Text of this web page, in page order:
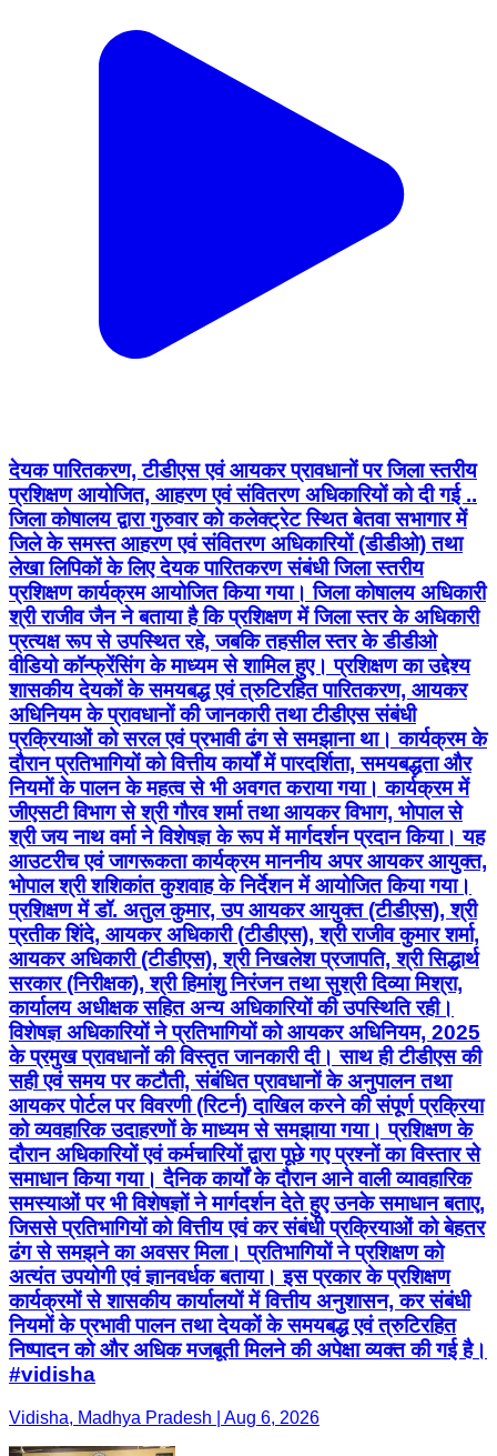
देयक पारितकरण, टीडीएस एवं आयकर प्रावधानों पर जिला स्तरीय
प्रशिक्षण आयोजित, आहरण एवं संवितरण अधिकारियों को दी गई ..
जिला कोषालय द्वारा गुरुवार को कलेक्ट्रेट स्थित बेतवा सभागार में
जिले के समस्त आहरण एवं संवितरण अधिकारियों (डीडीओ) तथा
लेखा लिपिकों के लिए देयक पारितकरण संबंधी जिला स्तरीय
प्रशिक्षण कार्यक्रम आयोजित किया गया। जिला कोषालय अधिकारी
श्री राजीव जैन ने बताया है कि प्रशिक्षण में जिला स्तर के अधिकारी
प्रत्यक्ष रूप से उपस्थित रहे, जबकि तहसील स्तर के डीडीओ
वीडियो कॉन्फ्रेंसिंग के माध्यम से शामिल हुए। प्रशिक्षण का उद्देश्य
शासकीय देयकों के समयबद्ध एवं त्रुटिरहित पारितकरण, आयकर
अधिनियम के प्रावधानों की जानकारी तथा टीडीएस संबंधी
प्रक्रियाओं को सरल एवं प्रभावी ढंग से समझाना था। कार्यक्रम के
दौरान प्रतिभागियों को वित्तीय कार्यों में पारदर्शिता, समयबद्धता और
नियमों के पालन के महत्व से भी अवगत कराया गया। कार्यक्रम में
जीएसटी विभाग से श्री गौरव शर्मा तथा आयकर विभाग, भोपाल से
श्री जय नाथ वर्मा ने विशेषज्ञ के रूप में मार्गदर्शन प्रदान किया। यह
आउटरीच एवं जागरूकता कार्यक्रम माननीय अपर आयकर आयुक्त,
भोपाल श्री शशिकांत कुशवाह के निर्देशन में आयोजित किया गया।
प्रशिक्षण में डॉ. अतुल कुमार, उप आयकर आयुक्त (टीडीएस), श्री
प्रतीक शिंदे, आयकर अधिकारी (टीडीएस), श्री राजीव कुमार शर्मा,
आयकर अधिकारी (टीडीएस), श्री निखलेश प्रजापति, श्री सिद्धार्थ
सरकार (निरीक्षक), श्री हिमांशु निरंजन तथा सुश्री दिव्या मिश्रा,
कार्यालय अधीक्षक सहित अन्य अधिकारियों की उपस्थिति रही।
विशेषज्ञ अधिकारियों ने प्रतिभागियों को आयकर अधिनियम, 2025
के प्रमुख प्रावधानों की विस्तृत जानकारी दी। साथ ही टीडीएस की
सही एवं समय पर कटौती, संबंधित प्रावधानों के अनुपालन तथा
आयकर पोर्टल पर विवरणी (रिटर्न) दाखिल करने की संपूर्ण प्रक्रिया
को व्यवहारिक उदाहरणों के माध्यम से समझाया गया। प्रशिक्षण के
दौरान अधिकारियों एवं कर्मचारियों द्वारा पूछे गए प्रश्नों का विस्तार से
समाधान किया गया। दैनिक कार्यों के दौरान आने वाली व्यावहारिक
समस्याओं पर भी विशेषज्ञों ने मार्गदर्शन देते हुए उनके समाधान बताए,
जिससे प्रतिभागियों को वित्तीय एवं कर संबंधी प्रक्रियाओं को बेहतर
ढंग से समझने का अवसर मिला। प्रतिभागियों ने प्रशिक्षण को
अत्यंत उपयोगी एवं ज्ञानवर्धक बताया। इस प्रकार के प्रशिक्षण
कार्यक्रमों से शासकीय कार्यालयों में वित्तीय अनुशासन, कर संबंधी
नियमों के प्रभावी पालन तथा देयकों के समयबद्ध एवं त्रुटिरहित
निष्पादन को और अधिक मजबूती मिलने की अपेक्षा व्यक्त की गई है।
#vidisha
Vidisha, Madhya Pradesh | Aug 6, 2026